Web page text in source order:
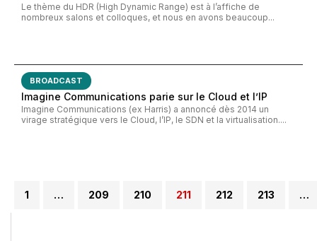
Le thème du HDR (High Dynamic Range) est à l’affiche de
nombreux salons et colloques, et nous en avons beaucoup...
BROADCAST
Imagine Communications parie sur le Cloud et l’IP
Imagine Communications (ex Harris) a annoncé dès 2014 un
virage stratégique vers le Cloud, l’IP, le SDN et la virtualisation....
1 … 209 210 211 212 213 …